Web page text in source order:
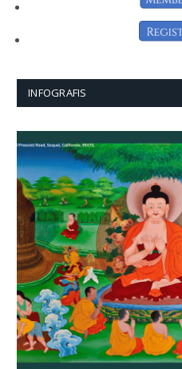
INFOGRAFIS